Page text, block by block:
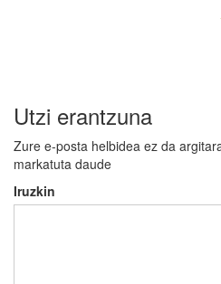
Utzi erantzuna
Zure e-posta helbidea ez da
markatuta daude
Iruzkin